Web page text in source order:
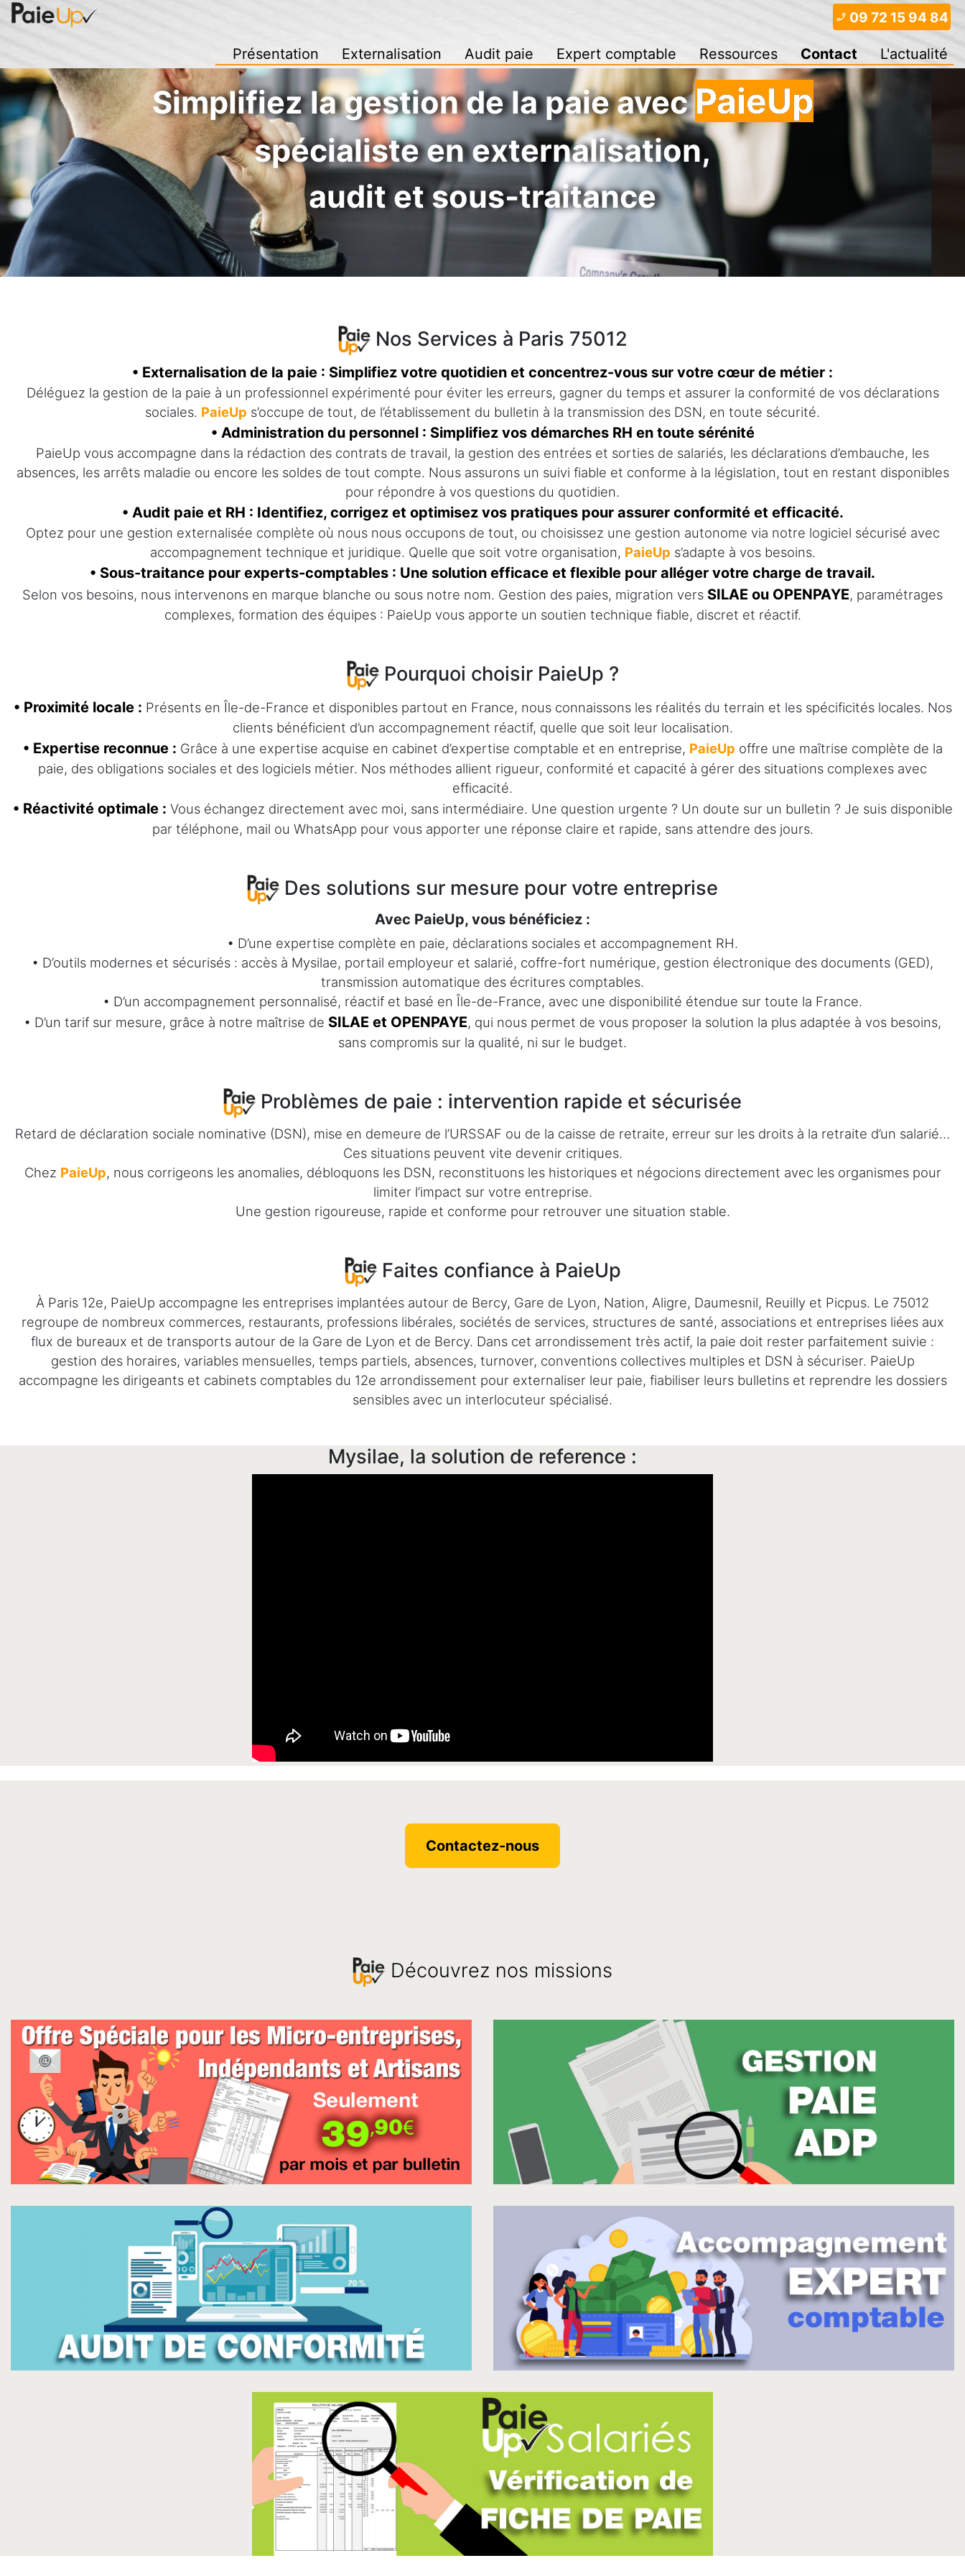
phone_enabled 09 72 15 94 84
Présentation Externalisation Audit paie Expert comptable Ressources Contact L'actualité
Simplifiez la gestion de la paie avecPaieUp
spécialiste en externalisation,
audit et sous-traitance
Nos Services à Paris 75012
• Externalisation de la paie : Simplifiez votre quotidien et concentrez-vous sur votre cœur de métier :
Déléguez la gestion de la paie à un professionnel expérimenté pour éviter les erreurs, gagner du temps et assurer la conformité de vos déclarations
sociales. PaieUp s’occupe de tout, de l’établissement du bulletin à la transmission des DSN, en toute sécurité.
• Administration du personnel : Simplifiez vos démarches RH en toute sérénité
PaieUp vous accompagne dans la rédaction des contrats de travail, la gestion des entrées et sorties de salariés, les déclarations d’embauche, les
absences, les arrêts maladie ou encore les soldes de tout compte. Nous assurons un suivi fiable et conforme à la législation, tout en restant disponibles
pour répondre à vos questions du quotidien.
• Audit paie et RH : Identifiez, corrigez et optimisez vos pratiques pour assurer conformité et efficacité.
Optez pour une gestion externalisée complète où nous nous occupons de tout, ou choisissez une gestion autonome via notre logiciel sécurisé avec
accompagnement technique et juridique. Quelle que soit votre organisation, PaieUp s’adapte à vos besoins.
• Sous-traitance pour experts-comptables : Une solution efficace et flexible pour alléger votre charge de travail.
Selon vos besoins, nous intervenons en marque blanche ou sous notre nom. Gestion des paies, migration vers SILAE ou OPENPAYE, paramétrages
complexes, formation des équipes : PaieUp vous apporte un soutien technique fiable, discret et réactif.
Pourquoi choisir PaieUp ?
• Proximité locale : Présents en Île-de-France et disponibles partout en France, nous connaissons les réalités du terrain et les spécificités locales. Nos
clients bénéficient d’un accompagnement réactif, quelle que soit leur localisation.
• Expertise reconnue : Grâce à une expertise acquise en cabinet d’expertise comptable et en entreprise, PaieUp offre une maîtrise complète de la
paie, des obligations sociales et des logiciels métier. Nos méthodes allient rigueur, conformité et capacité à gérer des situations complexes avec
efficacité.
• Réactivité optimale : Vous échangez directement avec moi, sans intermédiaire. Une question urgente ? Un doute sur un bulletin ? Je suis disponible
par téléphone, mail ou WhatsApp pour vous apporter une réponse claire et rapide, sans attendre des jours.
Des solutions sur mesure pour votre entreprise
Avec PaieUp, vous bénéficiez :
• D’une expertise complète en paie, déclarations sociales et accompagnement RH.
• D’outils modernes et sécurisés : accès à Mysilae, portail employeur et salarié, coffre-fort numérique, gestion électronique des documents (GED),
transmission automatique des écritures comptables.
• D’un accompagnement personnalisé, réactif et basé en Île-de-France, avec une disponibilité étendue sur toute la France.
• D’un tarif sur mesure, grâce à notre maîtrise de SILAE et OPENPAYE, qui nous permet de vous proposer la solution la plus adaptée à vos besoins,
sans compromis sur la qualité, ni sur le budget.
Problèmes de paie : intervention rapide et sécurisée
Retard de déclaration sociale nominative (DSN), mise en demeure de l’URSSAF ou de la caisse de retraite, erreur sur les droits à la retraite d’un salarié…
Ces situations peuvent vite devenir critiques.
Chez PaieUp, nous corrigeons les anomalies, débloquons les DSN, reconstituons les historiques et négocions directement avec les organismes pour
limiter l’impact sur votre entreprise.
Une gestion rigoureuse, rapide et conforme pour retrouver une situation stable.
Faites confiance à PaieUp
À Paris 12e, PaieUp accompagne les entreprises implantées autour de Bercy, Gare de Lyon, Nation, Aligre, Daumesnil, Reuilly et Picpus. Le 75012
regroupe de nombreux commerces, restaurants, professions libérales, sociétés de services, structures de santé, associations et entreprises liées aux
flux de bureaux et de transports autour de la Gare de Lyon et de Bercy. Dans cet arrondissement très actif, la paie doit rester parfaitement suivie :
gestion des horaires, variables mensuelles, temps partiels, absences, turnover, conventions collectives multiples et DSN à sécuriser. PaieUp
accompagne les dirigeants et cabinets comptables du 12e arrondissement pour externaliser leur paie, fiabiliser leurs bulletins et reprendre les dossiers
sensibles avec un interlocuteur spécialisé.
Mysilae, la solution de reference :
Contactez-nous
Découvrez nos missions